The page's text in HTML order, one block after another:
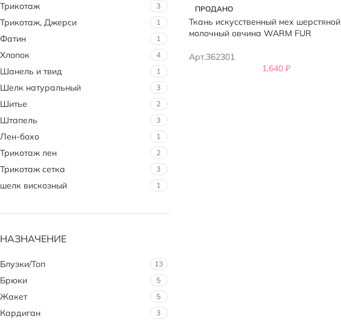
Трикотаж 3
Трикотаж, Джерси 1
Фатин 1
Хлопок 4
Шанель и твид 1
Шелк натуральный 3
Шитье 2
Штапель 3
Лен-бохо 1
Трикотаж лен 2
Трикотаж сетка 3
шелк вискозный 1
НАЗНАЧЕНИЕ
Блузки/Топ 13
Брюки 5
Жакет 5
Кардиган 3
ПРОДАНО
Ткань искусственный мех шерстяной
молочный овчина WARM FUR
Арт.362301
1,640₽